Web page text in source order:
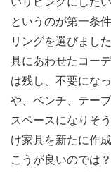
というのが第一条
リングを選びまし
具にあわせたコー
は残し、不要にな
や、ベンチ、テー
スペースになりそ
け家具を新たに作
こうが良いのでは